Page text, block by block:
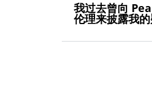
我过去曾向
伦理来披露我的